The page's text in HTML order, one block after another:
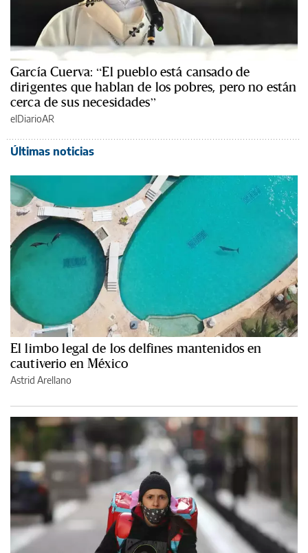
García Cuerva: “El pueblo está cansado de
dirigentes que hablan de los pobres, pero no están
cerca de sus necesidades”
elDiarioAR
Últimas noticias
El limbo legal de los delfines mantenidos en
cautiverio en México
Astrid Arellano